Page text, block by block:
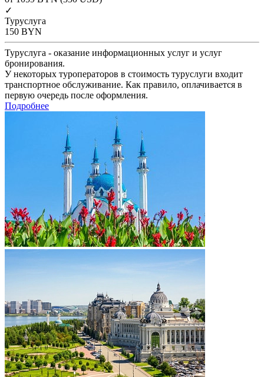
✓
Туруслуга
150 BYN
Туруслуга - оказание информационных услуг и услуг
бронирования.
У некоторых туроператоров в стоимость туруслуги входит
транспортное обслуживание. Как правило, оплачивается в
первую очередь после оформления.
Подробнее